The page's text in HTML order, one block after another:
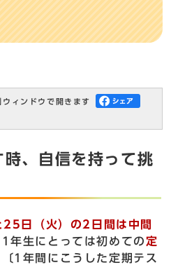
ィンドウで開きます
時、自信を持って挑
日（火）の2日間は中間
年生にとっては初めての定
1年間にこうした定期テス